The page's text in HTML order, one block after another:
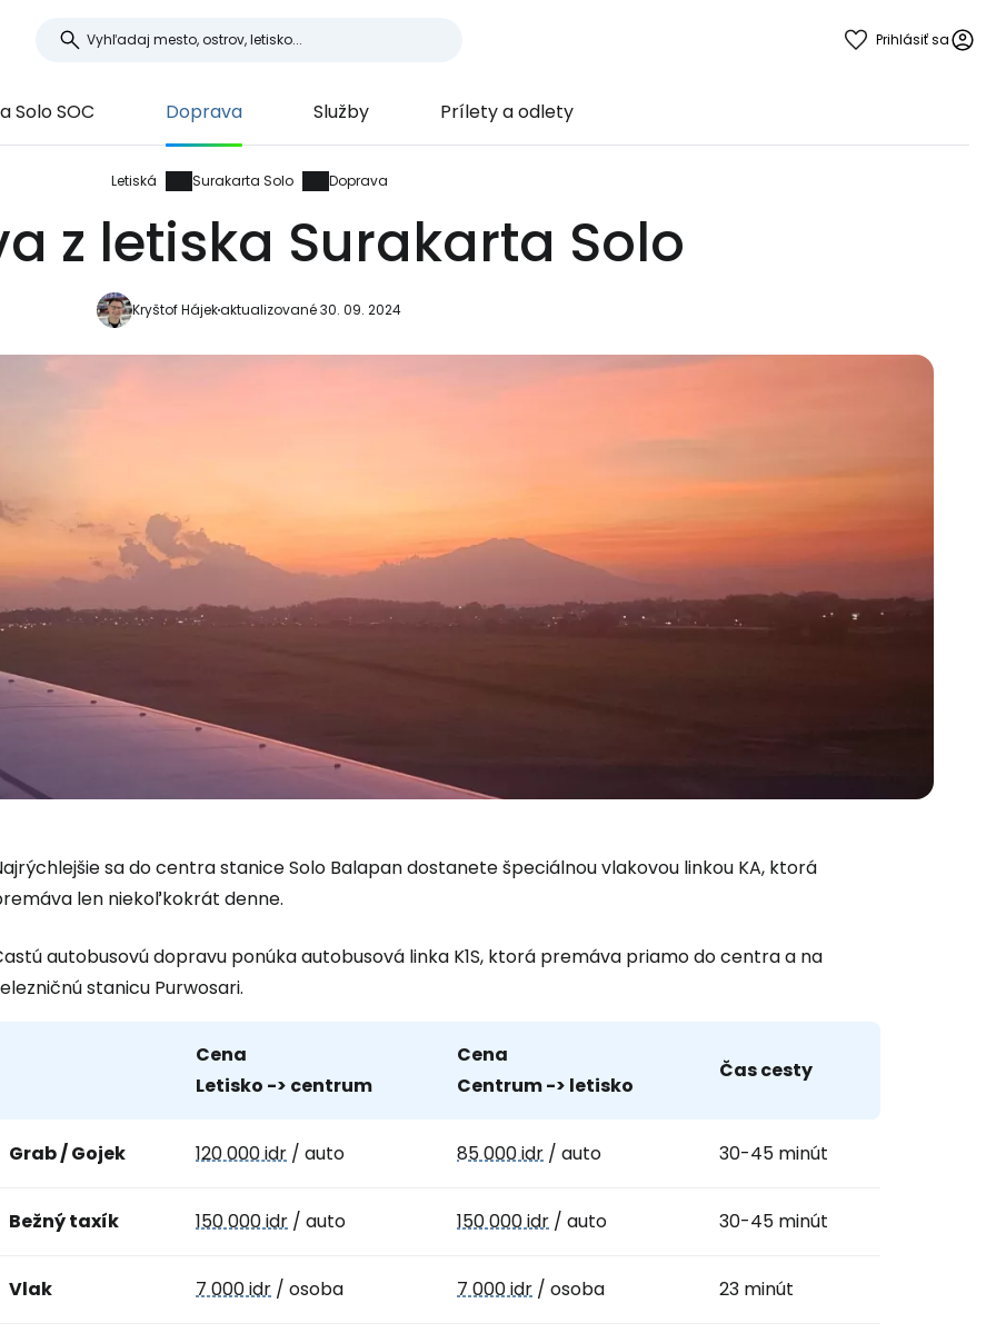
Prihlásiť sa
Solo SOC Doprava Služby Prílety a odlety
Letiská Surakarta Solo Doprava
z letiska Surakarta Solo
Kryštof Hájekaktualizované 30. 09. 2024
sa do centra stanice Solo Balapan dostanete špeciálnou vlakovou linkou KA, ktorá
len niekoľkokrát denne.
autobusovú dopravu ponúka autobusová linka K1S, ktorá premáva priamo do centra a na
stanicu Purwosari.
Cena
Letisko -> centrum
Cena
Centrum -> letisko
Čas cesty
Grab / Gojek 120 000 idr / auto 85 000 idr / auto 30-45 minút
Bežný taxík 150 000 idr / auto 150 000 idr / auto 30-45 minút
Vlak 7 000 idr / osoba 7 000 idr / osoba 23 minút